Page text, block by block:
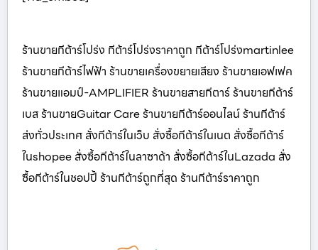
ร้านขายกีต้าร์โปร่ง กีต้าร์โปร่งราคาถูก กีต้าร์โปร่งmartinlee
ร้านขายกีต้าร์ไฟฟ้า ร้านขายเครื่องขยายเสียง ร้านขายเอฟเฟค
ร้านขายแอมป์-AMPLIFIER ร้านขายสายกีตาร์ ร้านขายกีต้าร์
เบส ร้านขายGuitar Care ร้านขายกีต้าร์ออนไลน์ ร้านกีต้าร์
ส่งทั่วประเทศ สั่งกีต้าร์ในเว็บ สั่งซื้อกีต้าร์ในเนต สั่งซื้อกีต้าร์
ในshopee สั่งซื้อกีต้าร์ในลาซาด้า สั่งซื้อกีต้าร์ในLazada สั่ง
ซื้อกีต้าร์ในชอปปี้ ร้านกีต้าร์ถูกที่สุด ร้านกีต้าร์ราคาถูก